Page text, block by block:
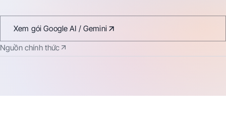
Xem góiGoogle AI / Gemini
Nguồn chính thức